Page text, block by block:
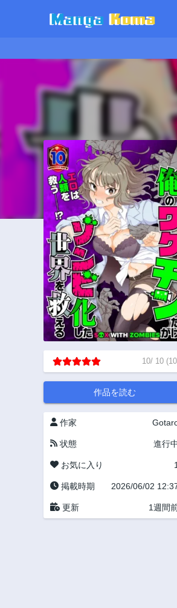
10/ 10 (10
作品を読む
作家
状態 進行
お気に入り
掲載時期 2026/06/02
更新 1週間